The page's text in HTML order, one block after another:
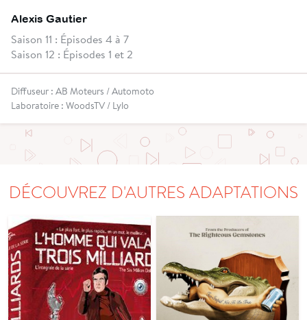
Alexis Gautier
Saison 11 : Épisodes 4 à 7
Saison 12 : Épisodes 1 et 2
Diffuseur : AB Moteurs / Automoto
Laboratoire : WoodsTV / Lylo
DÉCOUVREZ D'AUTRES ADAPTATIONS